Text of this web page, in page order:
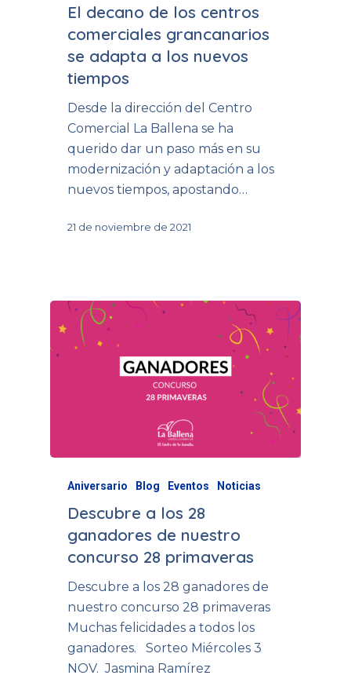
El decano de los centros
comerciales grancanarios
se adapta a los nuevos
tiempos
Desde la dirección del Centro
Comercial La Ballena se ha
querido dar un paso más en su
modernización y adaptación a los
nuevos tiempos, apostando…
21 de noviembre de 2021
Aniversario Blog Eventos Noticias
Descubre a los 28
ganadores de nuestro
concurso 28 primaveras
Descubre a los 28 ganadores de
nuestro concurso 28 primaveras
Muchas felicidades a todos los
ganadores. Sorteo Miércoles 3
NOV. Jasmina Ramírez